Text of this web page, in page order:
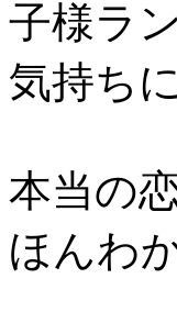
子様ラ
気持ち
本当の
ほんわ